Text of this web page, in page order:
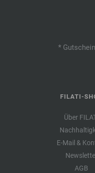
*
FILATI-
Über
E-Mail &
AGB